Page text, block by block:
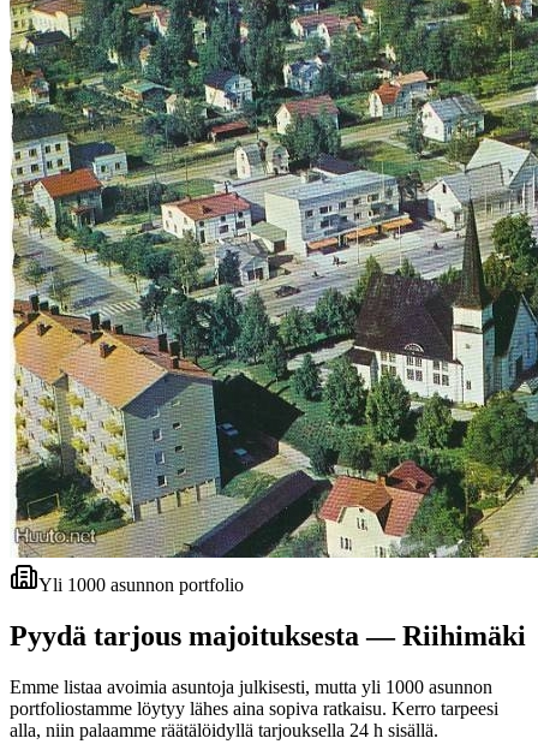
Yli 1000 asunnon portfolio
Pyydä tarjous majoituksesta —Riihimäki
Emme listaa avoimia asuntoja julkisesti, mutta yli 1000 asunnon
portfoliostamme löytyy lähes aina sopiva ratkaisu. Kerro tarpeesi
alla, niin palaamme räätälöidyllä tarjouksella 24 h sisällä.